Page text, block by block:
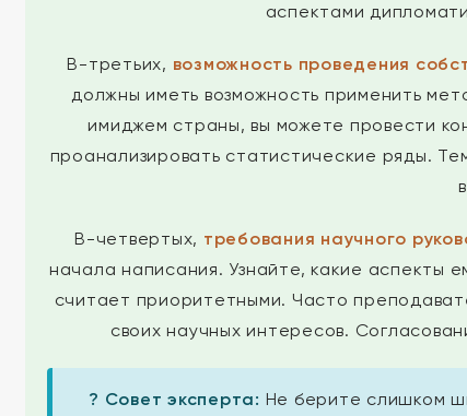
аспектами
В-третьих, возможность проведения
должны иметь возможность применить
имиджем страны, вы можете провести
проанализировать статистические ряды.
В-четвертых, требования научного
начала написания. Узнайте, какие аспекты
считает приоритетными. Часто
своих научных интересов.
? Совет эксперта: Не берите слишком